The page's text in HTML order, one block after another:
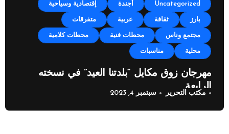
Uncategorized أجندة إقتصادية وسياحية
بارز ثقافة عربية متفرقات
مجتمع وناس محطات فنية محطات كلامية
محلية مناسبات
مهرجان زوق مكايل “بلدتنا العيد” في نسخته
الرابعة
مكتب التحرير سبتمبر 4, 2023